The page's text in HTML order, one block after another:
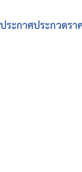
ประกาศประกวดร